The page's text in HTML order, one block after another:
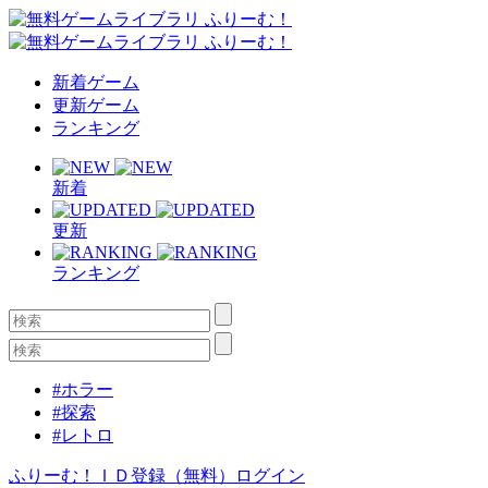
新着ゲーム
更新ゲーム
ランキング
新着
更新
ランキング
#ホラー
#探索
#レトロ
ふりーむ！ＩＤ登録（無料） ログイン